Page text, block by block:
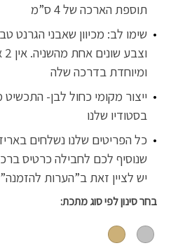
תוספת הארכה של 4 ס”מ
שימו לב: מכיוון שאבני הגרנט
ומיוחדת בדרכה שלה
ייצור מקומי כחול לבן-
בסטודיו שלנו
כל הפריטים שלנו נשלחים
שנוסיף לכם לחבילה כרטיס
יש לציין זאת ב”הערות להזמנה”
בחר סינון לפי סוג מתכת